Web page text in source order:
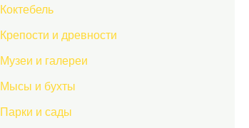
Коктебель
Крепости и древности
Музеи и галереи
Мысы и бухты
Парки и сады